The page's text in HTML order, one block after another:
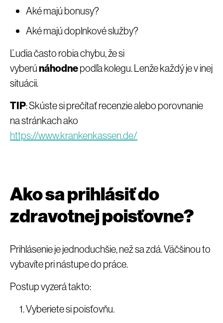
Aké majú bonusy?
Aké majú doplnkové služby?
Ľudia často robia chybu, že si
vyberúnáhodnepodľa kolegu. Lenže každý je v inej
situácii.
TIP: Skúste si prečítať recenzie alebo porovnanie
na stránkach ako
https://www.krankenkassen.de/
Ako sa prihlásiť do
zdravotnej poisťovne?
Prihlásenie je jednoduchšie, než sa zdá. Väčšinou to
vybavíte pri nástupe do práce.
Postup vyzerá takto:
Vyberiete si poisťovňu.